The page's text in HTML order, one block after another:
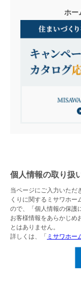
ホー
個人情報の取り扱
当ページにご入力いただ
くりに関するミサワホー
ので、「個人情報の保護
お客様情報をあらかじめ
とはありません。
詳しくは、「 ミサワホ